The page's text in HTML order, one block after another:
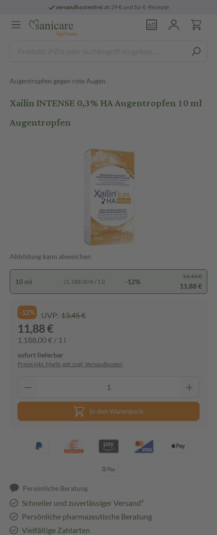
versandkostenfreiab 29 € und für E-Rezepte
Augentropfen gegen rote Augen
Xailin INTENSE 0,3% HA Augentropfen 10 ml
Augentropfen
Abbildung kann abweichen
10 ml (1.188,00 € / 1 l) -12%
13,45 €
11,88 €
-12% UVP: 13,45 €
11,88 €
1.188,00 € / 1 l
sofort lieferbar
Preise inkl. MwSt. ggf. zzgl. Versandkosten
In den Warenkorb
Persönliche Beratung
Schneller und zuverlässiger Versand³
Persönliche pharmazeutische Beratung
Vielfältige Zahlarten